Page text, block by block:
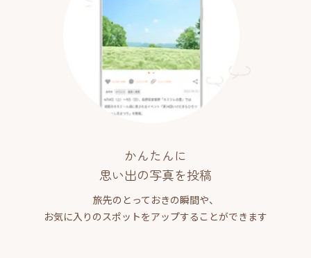
かんたんに
思い出の写真を投稿
旅先のとっておきの瞬間や、
お気に入りのスポットをアップすることができます